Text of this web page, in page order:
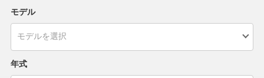
モデル
年式